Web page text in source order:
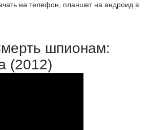
на телефон, планшет на андроид в
шпионам:
(2012)